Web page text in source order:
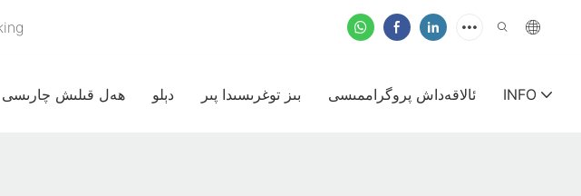
ھەل قىلىش چارىسى دېلو بىز توغرىسىدا پىر ئالاقەداش پروگراممىسى INFO